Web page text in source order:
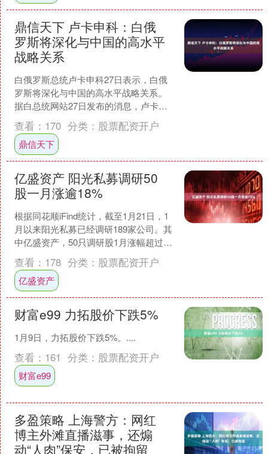
鼎信天下 卢卡申科：白俄
罗斯将深化与中国的高水平
战略关系
白俄罗斯总统卢卡申科27日表示，白俄
罗斯将深化与中国的高水平战略关系。
据白总统网站27日发布的消息，卢卡申
科当天在主持有关白俄罗斯对华合作发
展的会议上表示，在....
查看： 170 分类： 股票配资开户
鼎信天下
亿盛资产 阳光私募调研50
股一月涨逾18%
根据同花顺iFind统计，截至1月21日，1
月以来阳光私募已经调研189家公司。其
中亿盛资产，50只调研股1月涨幅超过
18%。从二级市场来看，涨幅居前的股集
中在....
查看： 178 分类： 股票配资开户
亿盛资产
财富e99 力拓股价下跌5%
1月9日，力拓股价下跌5%。....
查看： 161 分类： 股票配资开户
财富e99
多盈策略 上海警方：网红
博主外滩直播滋事，还煽
动“人肉”保安，已被拘留